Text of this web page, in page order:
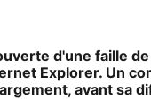
d'une faille
Explorer. Un
avant sa